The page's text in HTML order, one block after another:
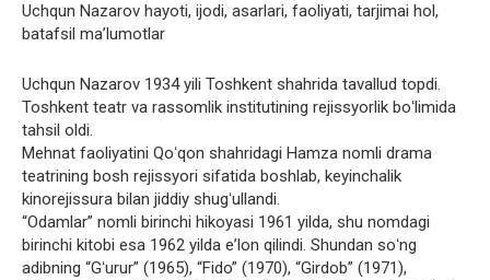
Uchqun Nazarov hayoti, ijodi, asarlari, faoliyati, tarjimai hol,
batafsil ma’lumotlar
Uchqun Nazarov 1934 yili Toshkent shahrida tavallud topdi.
Toshkent teatr va rassomlik institutining rejissyorlik boʻlimida
tahsil oldi.
Mehnat faoliyatini Qoʻqon shahridagi Hamza nomli drama
teatrining bosh rejissyori sifatida boshlab, keyinchalik
kinorejissura bilan jiddiy shugʻullandi.
“Odamlar” nomli birinchi hikoyasi 1961 yilda, shu nomdagi
birinchi kitobi esa 1962 yilda eʼlon qilindi. Shundan soʻng
adibning “Gʻurur” (1965), “Fido” (1970), “Girdob” (1971),